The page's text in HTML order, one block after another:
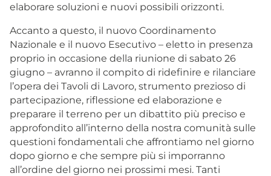
elaborare soluzioni e nuovi possibili orizzonti.
Accanto a questo, il nuovo Coordinamento
Nazionale e il nuovo Esecutivo – eletto in presenza
proprio in occasione della riunione di sabato 26
giugno – avranno il compito di ridefinire e rilanciare
l’opera dei Tavoli di Lavoro, strumento prezioso di
partecipazione, riflessione ed elaborazione e
preparare il terreno per un dibattito più preciso e
approfondito all’interno della nostra comunità sulle
questioni fondamentali che affrontiamo nel giorno
dopo giorno e che sempre più si imporranno
all’ordine del giorno nei prossimi mesi. Tanti